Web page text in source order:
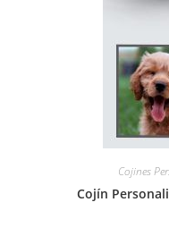
Cojines
Cojín